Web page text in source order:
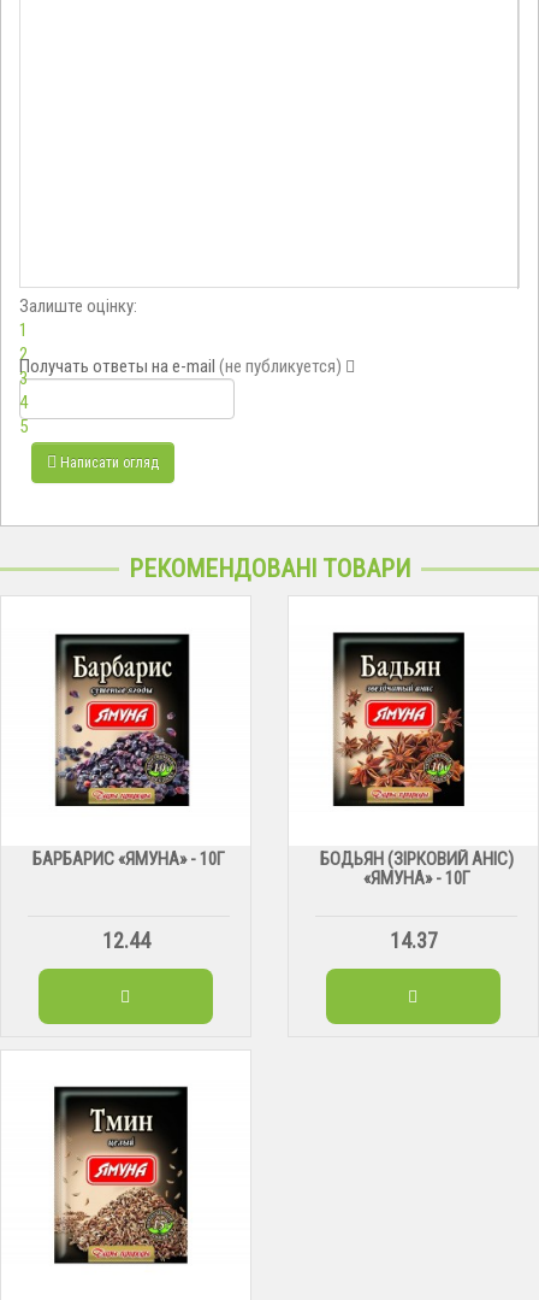
Залиште оцінку:
1
2
3
4
5
Получать ответы на e-mail (не публикуется)
Написати огляд
РЕКОМЕНДОВАНІ ТОВАРИ
БАРБАРИС «ЯМУНА» - 10Г
12.44
БОДЬЯН (ЗІРКОВИЙ АНІС)
«ЯМУНА» - 10Г
14.37